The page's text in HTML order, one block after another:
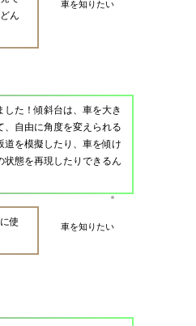
車を知りたい
ん
した！傾斜台は、車を大き
、自由に角度を変えられる
道を模擬したり、車を傾け
状態を再現したりできるん
車を知りたい
使